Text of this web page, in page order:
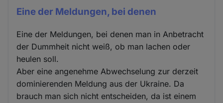
Eine der Meldungen, bei denen
Eine der Meldungen, bei denen man in Anbetracht
der Dummheit nicht weiß, ob man lachen oder
heulen soll.
Aber eine angenehme Abwechselung zur derzeit
dominierenden Meldung aus der Ukraine. Da
brauch man sich nicht entscheiden, da ist einem